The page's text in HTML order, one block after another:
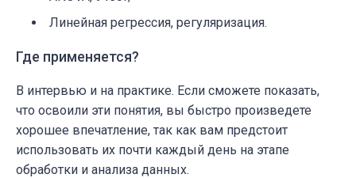
Линейная регрессия, регуляризация.
Где применяется?
В интервью и на практике. Если сможете показать,
что освоили эти понятия, вы быстро произведете
хорошее впечатление, так как вам предстоит
использовать их почти каждый день на этапе
обработки и анализа данных.